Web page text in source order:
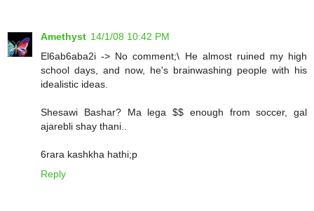
Amethyst 14/1/08 10:42 PM
El6ab6aba2i -> No comment;\ He almost ruined my high
school days, and now, he's brainwashing people with his
idealistic ideas.
Shesawi Bashar? Ma lega $$ enough from soccer, gal
ajarebli shay thani..
6rara kashkha hathi;p
Reply